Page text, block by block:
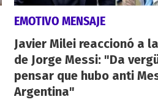
EMOTIVO MENSAJE
Javier Milei reaccionó a
de Jorge Messi: "Da
pensar que hubo anti
Argentina"